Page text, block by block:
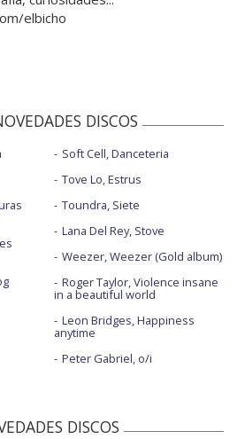
elbicho
DISCOS
Soft Cell, Danceteria
Tove Lo, Estrus
Toundra, Siete
Lana Del Rey, Stove
Weezer, Weezer (Gold album)
Roger Taylor, Violence insane
in a beautiful world
Leon Bridges, Happiness
anytime
Peter Gabriel, o/i
DISCOS